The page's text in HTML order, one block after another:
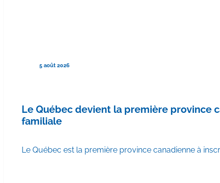
5 août 2026
Le Québec devient la première province
familiale
Le Québec est la première province canadienne à